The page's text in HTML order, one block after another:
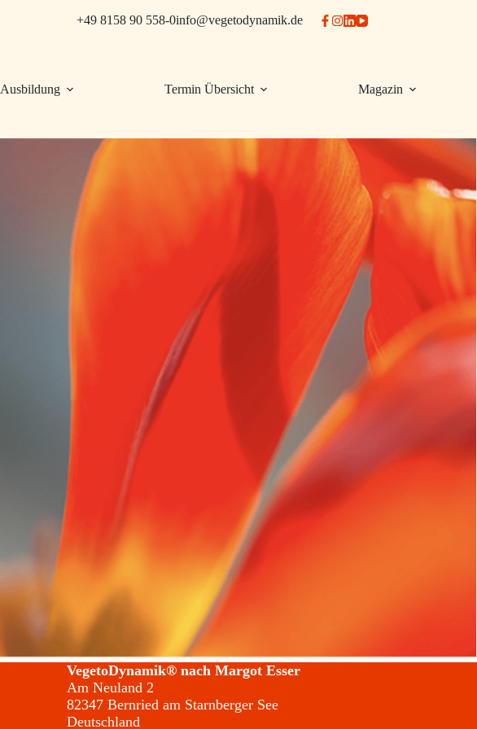
+49 8158 90 558-0info@vegetodynamik.de
Ausbildung Termin Übersicht Magazin
VegetoDynamik® nach Margot Esser
Am Neuland 2
82347 Bernried am Starnberger See
Deutschland